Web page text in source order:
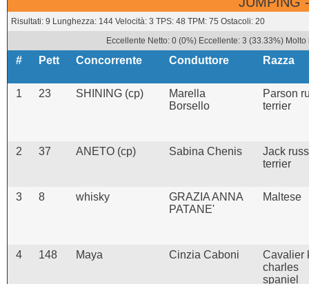
Risultati: 9 Lunghezza: 144 Velocità: 3 TPS: 48 TPM: 75 Ostacoli: 20
Eccellente Netto: 0 (0%) Eccellente: 3 (33.33%)
# Pett Concorrente Conduttore Razza
1 23 SHINING (cp)
Marella
Borsello
Parson
terrier
2 37 ANETO (cp) Sabina Chenis
Jack
terrier
3 8 whisky
GRAZIA ANNA
PATANE'
Maltese
4 148 Maya Cinzia Caboni
Cavalier
charles
spaniel